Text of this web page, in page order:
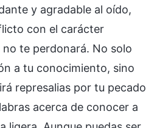
y agradable al oído,
con el carácter
no te perdonará. No solo
a tu conocimiento, sino
represalias por tu pecado
acerca de conocer a